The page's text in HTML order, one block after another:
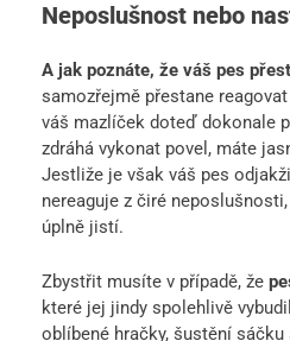
Neposlušnost nebo
A jak poznáte, že váš pes
samozřejmě přestane
váš mazlíček doteď dokonale
zdráhá vykonat povel, máte
Jestliže je však váš pes
nereaguje z čiré
úplně jistí.
Zbystřit musíte v případě, že
které jej jindy spolehlivě
oblíbené hračky, šustění